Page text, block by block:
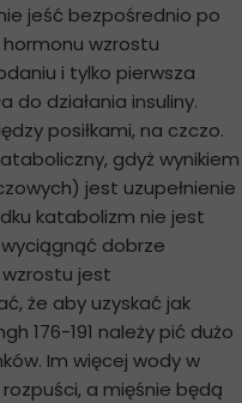
jeść bezpośrednio po
wzrostu
i tylko pierwsza
do działania insuliny.
posiłkami, na czczo.
gdyż wynikiem
jest uzupełnienie
katabolizm nie jest
dobrze
jest
że aby uzyskać jak
176-191 należy pić dużo
Im więcej wody w
a mięśnie będą